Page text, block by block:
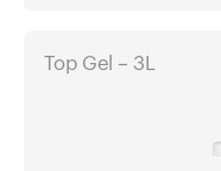
Top Gel – 3L